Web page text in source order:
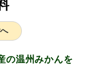
の温州みかんを